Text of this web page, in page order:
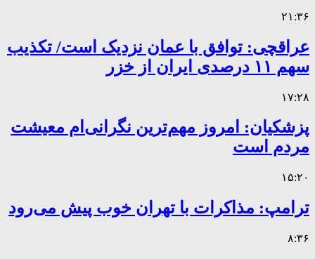
۲۱:۳۶
عراقچی: توافق با عمان نزدیک است/ تکذیب
سهم ۱۱ درصدی ایران از خزر
۱۷:۲۸
پزشکیان: امروز مهم‌ترین نگرانی‌ام معیشت
مردم است
۱۵:۲۰
ترامپ: مذاکرات با تهران خوب پیش می‌رود
۸:۳۶